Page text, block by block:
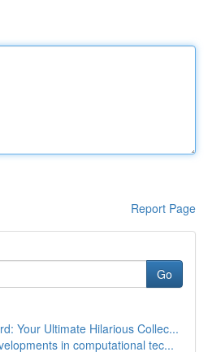
Report Page
Go
Your Ultimate Hilarious Collec...
in computational tec...